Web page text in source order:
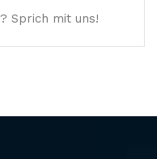
Sprich mit uns!